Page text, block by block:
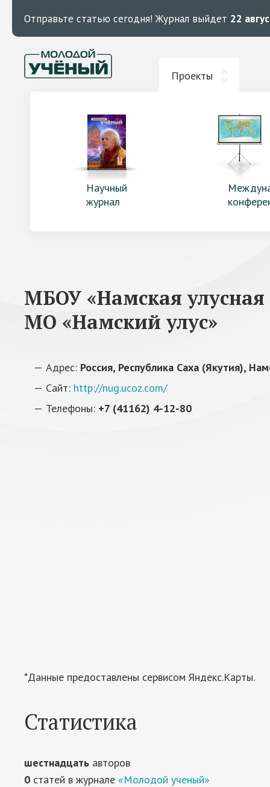
Отправьте статью сегодня! Журнал выйдет 22
Проекты
Научный
журнал
МБОУ «Намская
МО «Намский улус»
Адрес: Россия, Республика Саха (Якутия),
Сайт: http://nug.ucoz.com/
Телефоны: +7 (41162) 4-12-80
*Данные предоставлены сервисом Яндекс.Карты.
Статистика
шестнадцать авторов
0 статей в журнале «Молодой ученый»